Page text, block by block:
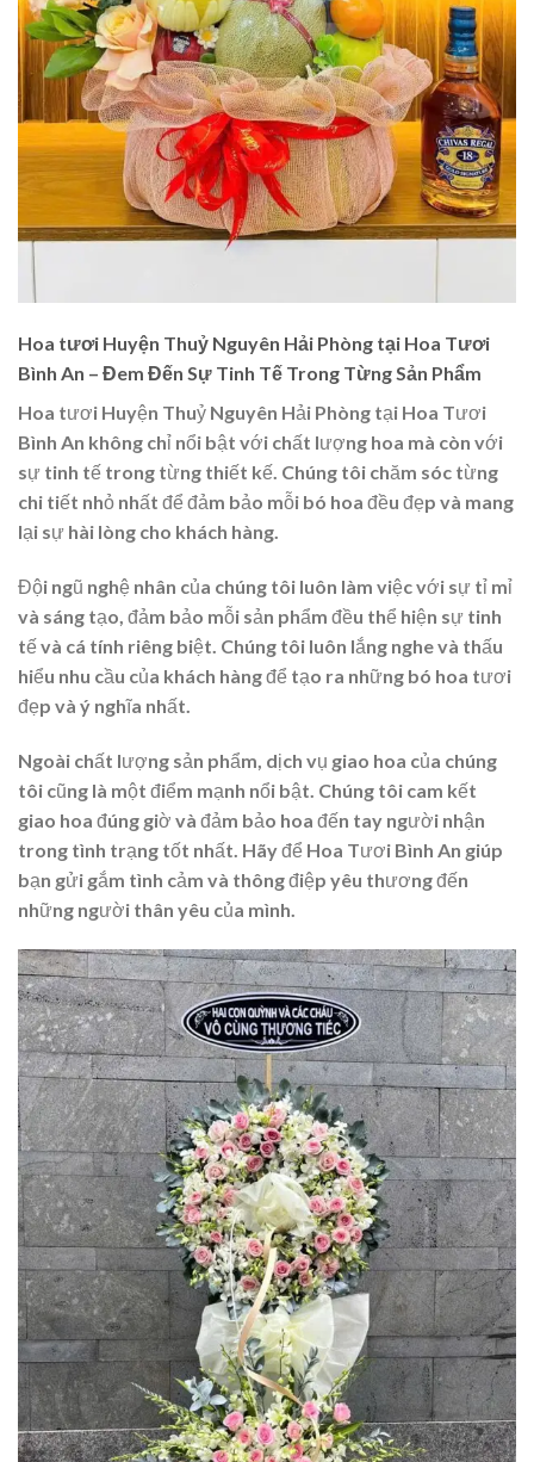
Hoa tươi Huyện Thuỷ Nguyên Hải Phòng tại Hoa Tươi
Bình An – Đem Đến Sự Tinh Tế Trong Từng Sản Phẩm
Hoa tươi Huyện Thuỷ Nguyên Hải Phòng tại Hoa Tươi
Bình An không chỉ nổi bật với chất lượng hoa mà còn với
sự tinh tế trong từng thiết kế. Chúng tôi chăm sóc từng
chi tiết nhỏ nhất để đảm bảo mỗi bó hoa đều đẹp và mang
lại sự hài lòng cho khách hàng.
Đội ngũ nghệ nhân của chúng tôi luôn làm việc với sự tỉ mỉ
và sáng tạo, đảm bảo mỗi sản phẩm đều thể hiện sự tinh
tế và cá tính riêng biệt. Chúng tôi luôn lắng nghe và thấu
hiểu nhu cầu của khách hàng để tạo ra những bó hoa tươi
đẹp và ý nghĩa nhất.
Ngoài chất lượng sản phẩm, dịch vụ giao hoa của chúng
tôi cũng là một điểm mạnh nổi bật. Chúng tôi cam kết
giao hoa đúng giờ và đảm bảo hoa đến tay người nhận
trong tình trạng tốt nhất. Hãy để Hoa Tươi Bình An giúp
bạn gửi gắm tình cảm và thông điệp yêu thương đến
những người thân yêu của mình.